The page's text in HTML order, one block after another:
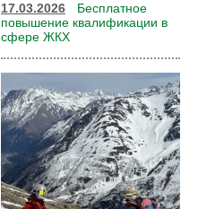
17.03.2026
Бесплатное
повышение квалификации в
сфере ЖКХ